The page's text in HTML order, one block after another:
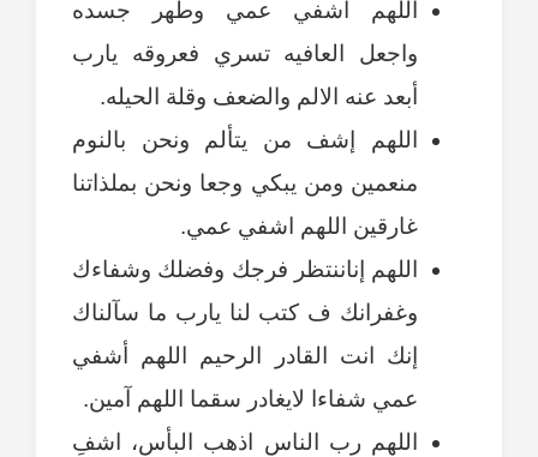
اللهم اشفي عمي وطهر جسده
واجعل العافيه تسري فعروقه يارب
أبعد عنه الالم والضعف وقلة الحيله.
اللهم إشف من يتألم ونحن بالنوم
منعمين ومن يبكي وجعا ونحن بملذاتنا
غارقين اللهم اشفي عمي.
اللهم إناننتظر فرجك وفضلك وشفاءك
وغفرانك ف كتب لنا يارب ما سآلناك
إنك انت القادر الرحيم اللهم أشفي
عمي شفاءا لايغادر سقما اللهم آمين.
اللهم رب الناس اذهب البأس، اشفِ